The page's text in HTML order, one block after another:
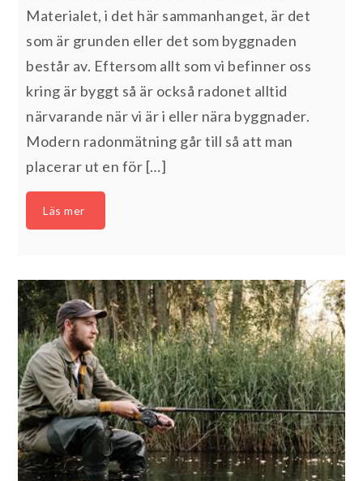
Materialet, i det här sammanhanget, är det
som är grunden eller det som byggnaden
består av. Eftersom allt som vi befinner oss
kring är byggt så är också radonet alltid
närvarande när vi är i eller nära byggnader.
Modern radonmätning går till så att man
placerar ut en för […]